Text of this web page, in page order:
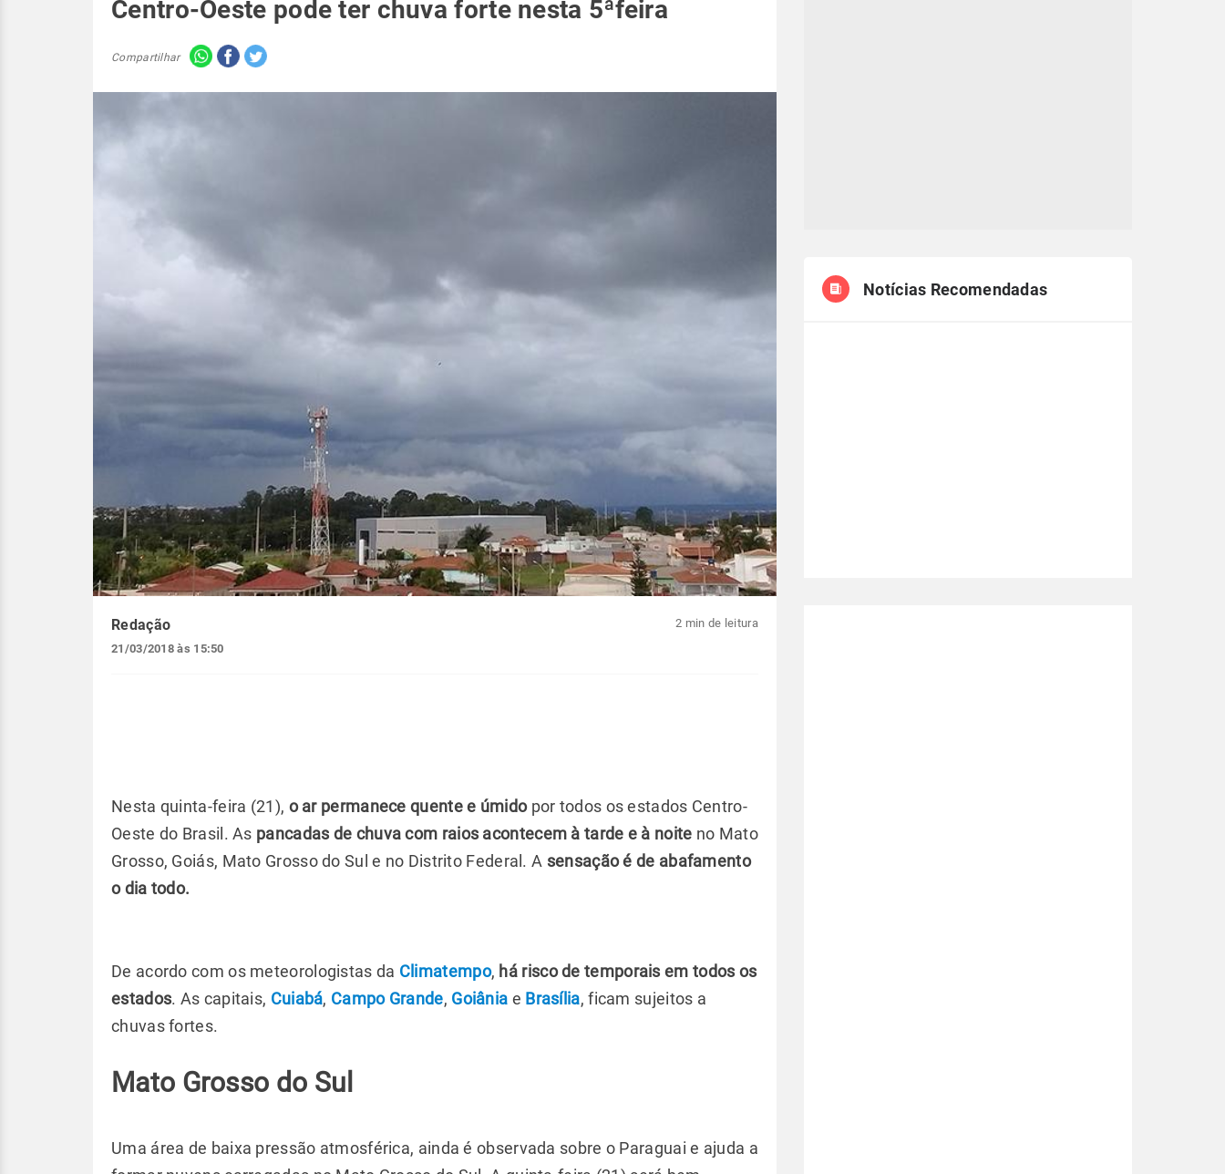
Centro-Oeste pode ter chuva forte nesta 5ªfeira
Compartilhar
Redação
21/03/2018 às 15:50
2 min de leitura
Nesta quinta-feira (21), o ar permanece quente e úmidopor todos os estados Centro-
Oeste do Brasil. As pancadas de chuva com raios acontecem à tarde e à noite no Mato
Grosso, Goiás, Mato Grosso do Sul e no Distrito Federal. A sensação é de abafamento
o dia todo.
De acordo com os meteorologistas da Climatempo, há risco de temporais em todos os
estados. As capitais, Cuiabá, Campo Grande, Goiânia e Brasília, ficam sujeitos a
chuvas fortes.
Mato Grosso do Sul
Uma área de baixa pressão atmosférica, ainda é observada sobre o Paraguai e ajuda a
Notícias Recomendadas